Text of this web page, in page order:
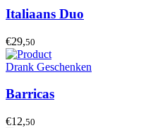
Italiaans Duo
€29,50
Drank Geschenken
Barricas
€12,50